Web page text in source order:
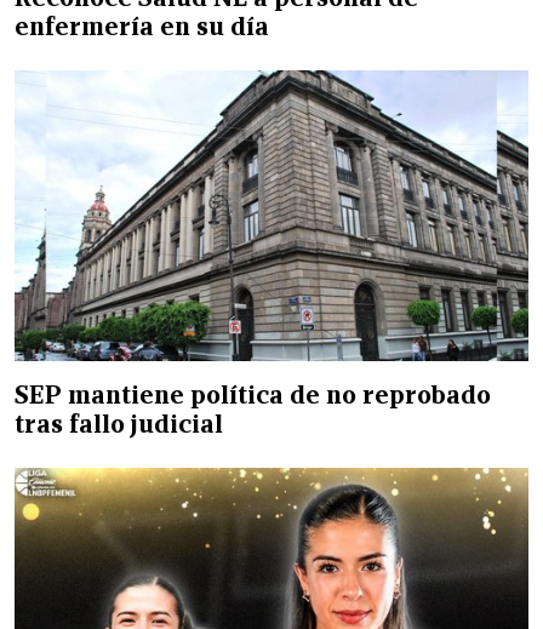
enfermería en su día
SEP mantiene política de no reprobado
tras fallo judicial